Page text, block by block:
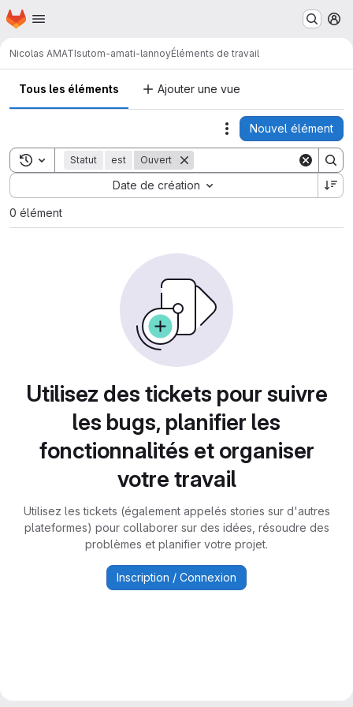
Passer au contenu principal
Page d'accueil
Nicolas AMATIsutom-amati-lannoyÉléments de travail
Tous les éléments Ajouter une vue
Actions
Nouvel élément
Toggle search history
Statut est Ouvert
Date de création
Sort by:
0 élément
Utilisez des tickets pour suivre
les bugs, planifier les
fonctionnalités et organiser
votre travail
Utilisez les tickets (également appelés stories sur d'autres
plateformes) pour collaborer sur des idées, résoudre des
problèmes et planifier votre projet.
Inscription / Connexion